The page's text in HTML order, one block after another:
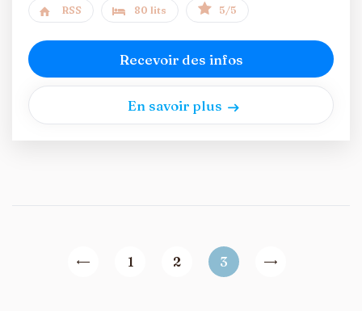
RSS 80 lits 5/5
Recevoir des infos
En savoir plus
1 2 3